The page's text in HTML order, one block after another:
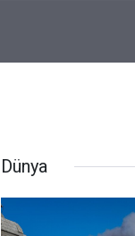
Dünya